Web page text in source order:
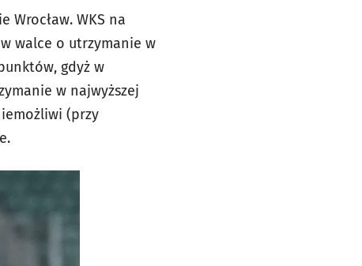
WKS na
walce o utrzymanie w
gdyż w
w najwyższej
(przy